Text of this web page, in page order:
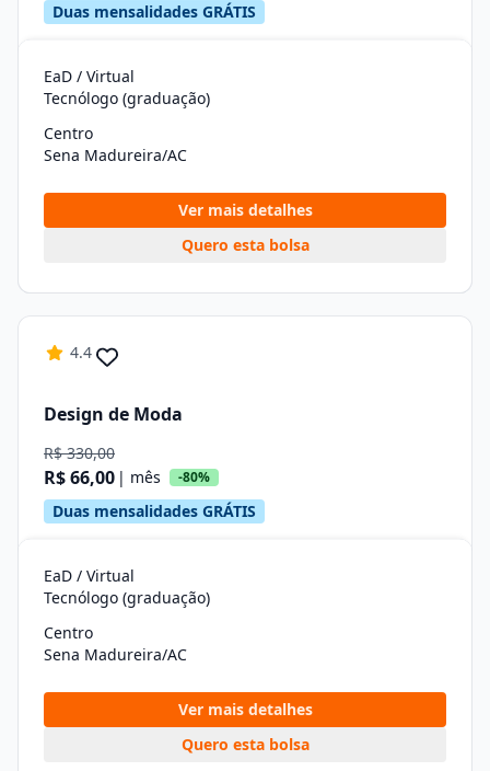
Duas mensalidades GRÁTIS
EaD / Virtual
Tecnólogo (graduação)
Centro
Sena Madureira/AC
Ver mais detalhes
Quero esta bolsa
4.4
Design de Moda
R$ 330,00
R$ 66,00 | mês -80%
Duas mensalidades GRÁTIS
EaD / Virtual
Tecnólogo (graduação)
Centro
Sena Madureira/AC
Ver mais detalhes
Quero esta bolsa